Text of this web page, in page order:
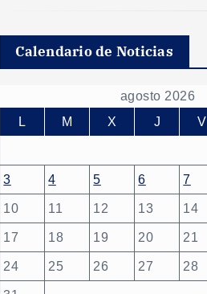
Calendario de Noticias
agosto 2026
L
M X J V
3 4 5 6 7
10 11 12 13 14
17 18 19 20 21
24 25 26 27 28